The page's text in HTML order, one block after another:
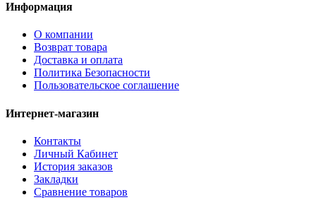
Информация
О компании
Возврат товара
Доставка и оплата
Политика Безопасности
Пользовательское соглашение
Интернет-магазин
Контакты
Личный Кабинет
История заказов
Закладки
Сравнение товаров